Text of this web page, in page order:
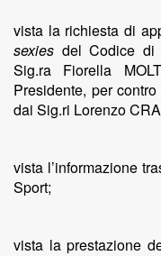
vista la richiesta di
sexies del Codice di
Sig.ra Fiorella
Presidente, per
dai Sig.ri Lorenzo
vista l’informazione
Sport;
vista la prestazione